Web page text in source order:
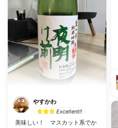
やすかわ
Excellent!!
美味しい！ マスカット系でか